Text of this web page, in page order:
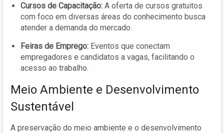
Cursos de Capacitação: A oferta de cursos gratuitos
com foco em diversas áreas do conhecimento busca
atender a demanda do mercado.
Feiras de Emprego: Eventos que conectam
empregadores e candidatos a vagas, facilitando o
acesso ao trabalho.
Meio Ambiente e Desenvolvimento
Sustentável
A preservação do meio ambiente e o desenvolvimento